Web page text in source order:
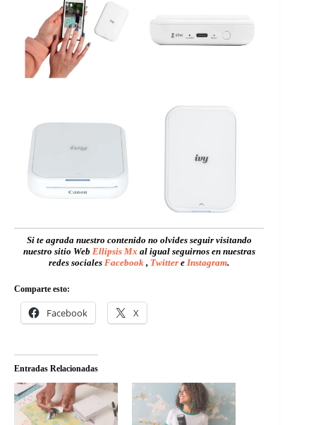
Si te agrada nuestro contenido no olvides seguir visitando
nuestro sitio Web Ellipsis Mx al igual seguirnos en nuestras
redes sociales Facebook , Twitter e Instagram.
Comparte esto:
Facebook X
Entradas Relacionadas